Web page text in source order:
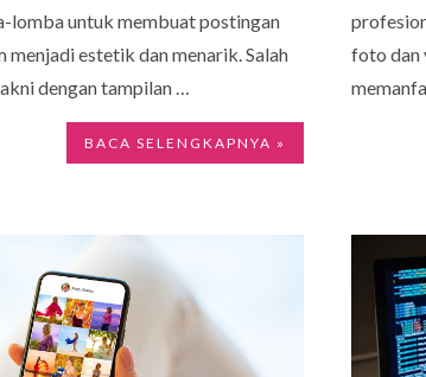
lomba untuk membuat postingan
menjadi estetik dan menarik. Salah
dengan tampilan …
BACA SELENGKAPNYA »
foto dan